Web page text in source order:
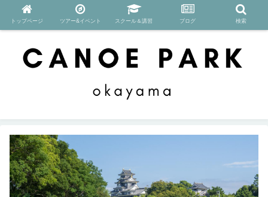
トップページ ツアー&イベント スクール＆講習 ブログ 検索